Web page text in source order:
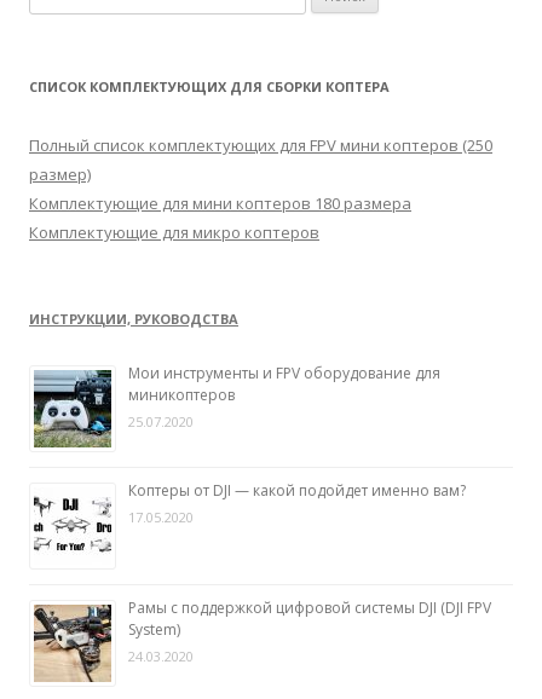
а
т
:
СПИСОК КОМПЛЕКТУЮЩИХ ДЛЯ СБОРКИ КОПТЕРА
Полный список комплектующих для FPV мини коптеров (250
размер)
Комплектующие для мини коптеров 180 размера
Комплектующие для микро коптеров
ИНСТРУКЦИИ, РУКОВОДСТВА
Мои инструменты и FPV оборудование для
миникоптеров
25.07.2020
Коптеры от DJI — какой подойдет именно вам?
17.05.2020
Рамы с поддержкой цифровой системы DJI (DJI FPV
System)
24.03.2020